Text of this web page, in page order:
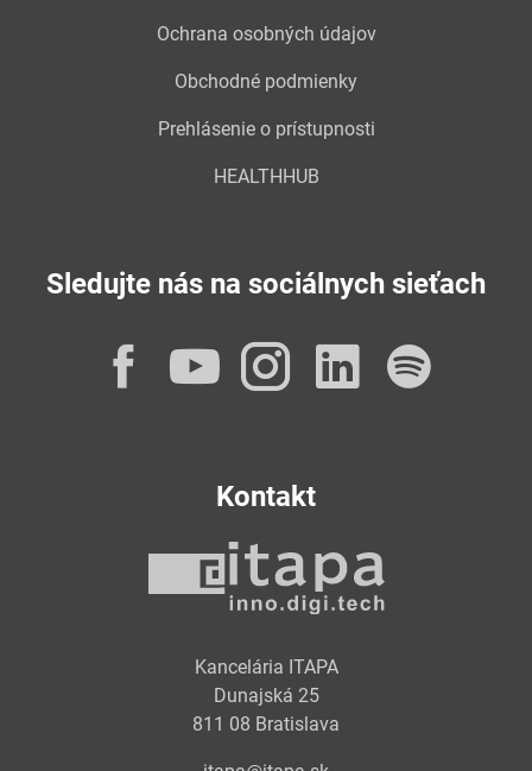
Ochrana osobných údajov
Obchodné podmienky
Prehlásenie o prístupnosti
HEALTHHUB
Sledujte nás na sociálnych sieťach
Facebook
YouTube
Instagram
Kontakt
Kancelária ITAPA
Dunajská 25
811 08 Bratislava